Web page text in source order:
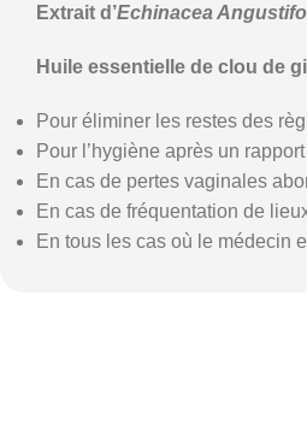
Extrait d’Echinacea
Huile essentielle de clou de
Pour éliminer les restes des
Pour l’hygiène après un rapport
En cas de pertes vaginales
En cas de fréquentation de
En tous les cas où le médecin